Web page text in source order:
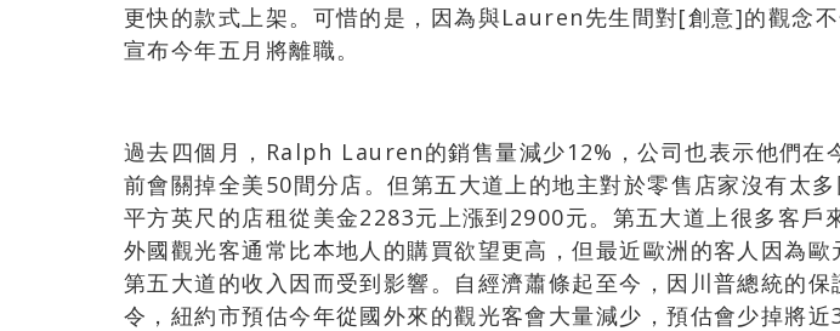
更快的款式上架。可惜的是，因為與Lauren先生間對[創意]的觀念
宣布今年五月將離職。
過去四個月，Ralph Lauren的銷售量減少12%，公司也表示他們在
前會關掉全美50間分店。但第五大道上的地主對於零售店家沒有太
平方英尺的店租從美金2283元上漲到2900元。第五大道上很多客戶
外國觀光客通常比本地人的購買欲望更高，但最近歐洲的客人因為歐
第五大道的收入因而受到影響。自經濟蕭條起至今，因川普總統的保
令，紐約市預估今年從國外來的觀光客會大量減少，預估會少掉將近